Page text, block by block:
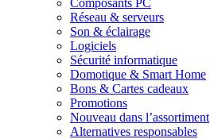
Composants PC
Réseau & serveurs
Son & éclairage
Logiciels
Sécurité informatique
Domotique & Smart Home
Bons & Cartes cadeaux
Promotions
Nouveau dans l’assortiment
Alternatives responsables